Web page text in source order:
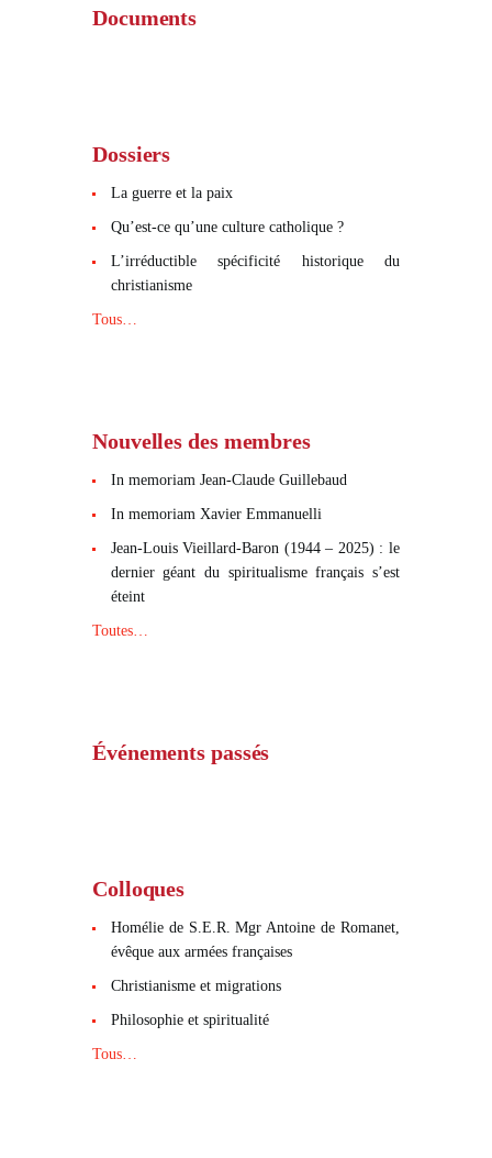
Documents
Dossiers
La guerre et la paix
Qu’est-ce qu’une culture catholique ?
L’irréductible spécificité historique du
christianisme
Tous…
Nouvelles des membres
In memoriam Jean-Claude Guillebaud
In memoriam Xavier Emmanuelli
Jean-Louis Vieillard-Baron (1944 – 2025) : le
dernier géant du spiritualisme français s’est
éteint
Toutes…
Événements passés
Colloques
Homélie de S.E.R. Mgr Antoine de Romanet,
évêque aux armées françaises
Christianisme et migrations
Philosophie et spiritualité
Tous…